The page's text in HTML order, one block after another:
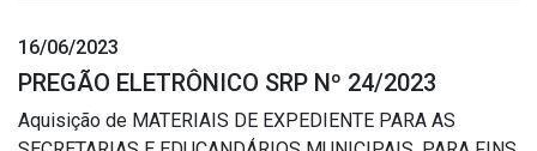
16/06/2023
PREGÃO ELETRÔNICO SRP Nº 24/2023
Aquisição de MATERIAIS DE EXPEDIENTE PARA AS